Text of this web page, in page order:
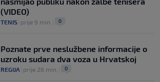
(VIDEO)
TENIS prije 9 min. 0
Poznate prve neslužbene informacije o
uzroku sudara dva voza u Hrvatskoj
REGIJA prije 26 min. 0